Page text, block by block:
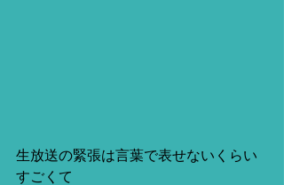
生放送の緊張は言葉で表せないくらい
すごくて